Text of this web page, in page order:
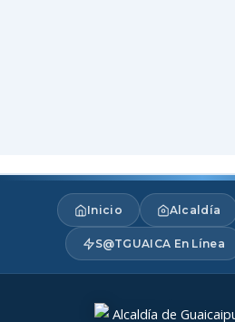
Inicio Alcaldía
S@TGUAICA En Línea